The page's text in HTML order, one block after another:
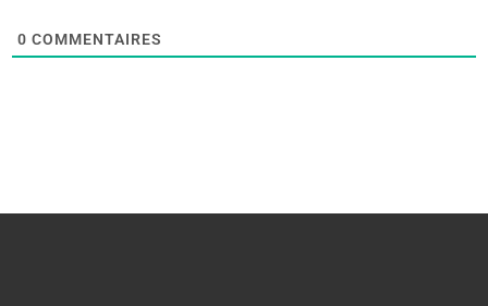
0 COMMENTAIRES